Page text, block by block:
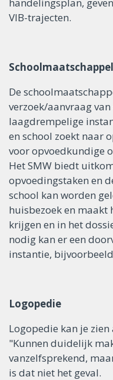
VIB-trajecten.
De
verzoek/aanvraag
laagdrempelige
en school zoekt naar
voor opvoedkundige
Het SMW biedt
opvoedingstaken en
school kan worden
huisbezoek en maakt
krijgen en in het
nodig kan er een
instantie,
Logopedie
Logopedie kan je
"Kunnen duidelijk
vanzelfsprekend,
is dat niet het geval.